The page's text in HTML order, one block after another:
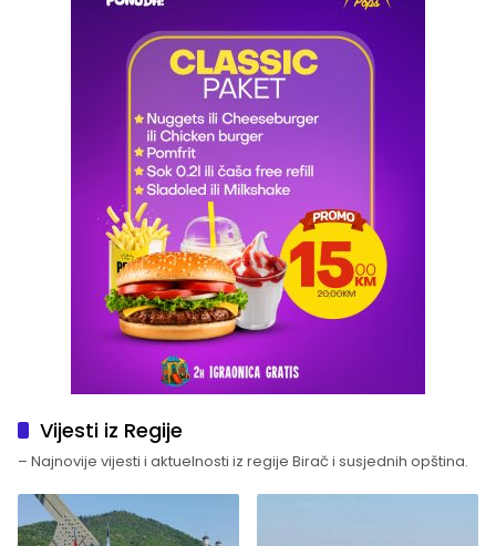
Vijesti iz Regije
– Najnovije vijesti i aktuelnosti iz regije Birač i susjednih opština.